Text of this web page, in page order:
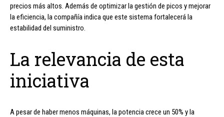
precios más altos. Además de optimizar la gestión de picos y mejorar
la eficiencia, la compañía indica que este sistema fortalecerá la
estabilidad del suministro.
La relevancia de esta
iniciativa
A pesar de haber menos máquinas, la potencia crece un 50% y la